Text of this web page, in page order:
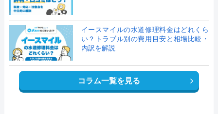
イースマイルの水道修理料金はどれくら
い？トラブル別の費用目安と相場比較・
内訳を解説
コラム一覧を見る